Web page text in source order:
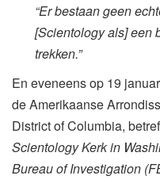
“Er bestaan geen
[Scientology als] een
trekken.”
En eveneens op 19
de Amerikaanse
District of Columbia,
Scientology Kerk in
Bureau of Investigation